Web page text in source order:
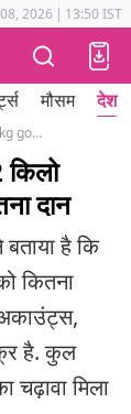
Astrotak
2026 | 13:50 IST
मौसम देश
ram mandir donation details out 32kg gold 1500kg silver 582 crore cash champat rai anil mishra
किलो
दान
है कि
कितना
है. कुल
मिला